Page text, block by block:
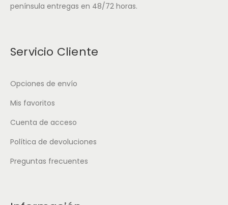
península entregas en 48/72 horas.
Servicio Cliente
Opciones de envío
Mis favoritos
Cuenta de acceso
Política de devoluciones
Preguntas frecuentes